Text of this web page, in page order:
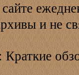
и не
Краткие